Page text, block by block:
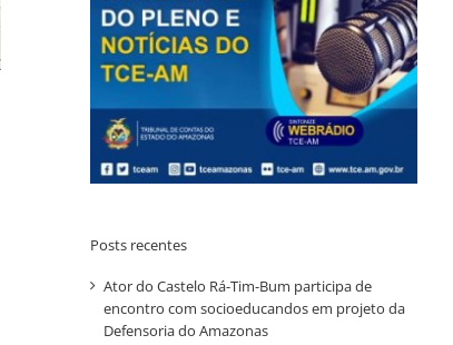
Posts recentes
Ator do Castelo Rá-Tim-Bum participa de
encontro com socioeducandos em projeto da
Defensoria do Amazonas